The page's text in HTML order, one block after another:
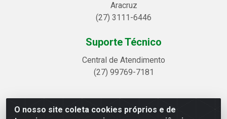
O nosso site coleta cookies próprios e de
Aracruz
(27) 3111-6446
Suporte Técnico
Central de Atendimento
(27) 99769-7181
Linhavix Distribuidora LTDA - Avenida Alegre, 2521 -